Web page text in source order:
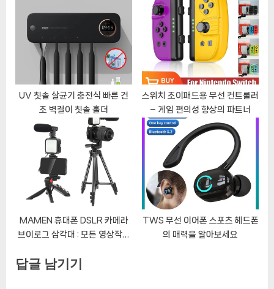
UV 칫솔 살균기 충전식 빠른 건
조 벽걸이 칫솔 홀더
스위치 조이패드용 무선 컨트롤러
– 게임 편의성 향상의 파트너
MAMEN 휴대폰 DSLR 카메라
브이로그 삼각대 : 모든 영상작가
TWS 무선 이어폰 스포츠 헤드폰
의 매력을 알아보세요
답글 남기기